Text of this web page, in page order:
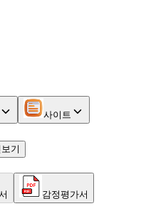
사이트
기
감정평가서